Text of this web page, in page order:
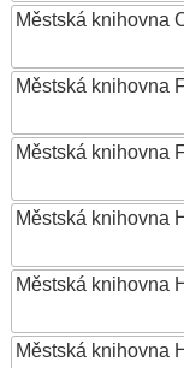
Městská knihovna
Městská knihovna
Městská knihovna
Městská knihovna
Městská knihovna
Městská knihovna